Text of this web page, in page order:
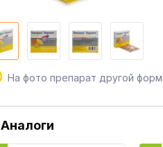
На фото препарат другой
Аналоги